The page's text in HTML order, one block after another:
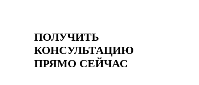
ПОЛУЧИТЬ
КОНСУЛЬТАЦИЮ
ПРЯМО СЕЙЧАС